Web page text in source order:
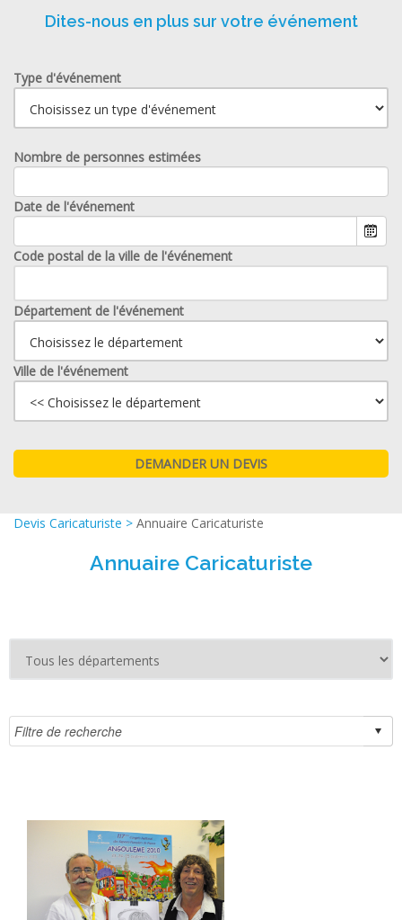
Dites-nous en plus sur votre événement
Type d'événement
Nombre de personnes estimées
Date de l'événement
Code postal de la ville de l'événement
Département de l'événement
Ville de l'événement
Devis Caricaturiste > Annuaire Caricaturiste
Annuaire Caricaturiste